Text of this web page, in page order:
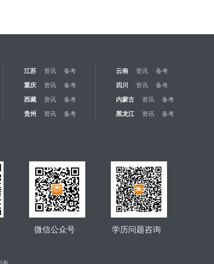
江苏 资讯 备考 云南 资讯
备考
重庆 资讯 备考 四川 资讯
备考
西藏 资讯 备考 内蒙古 资讯
备考
贵州 资讯 备考 黑龙江 资讯
备考
学历问题咨询
微信公众号